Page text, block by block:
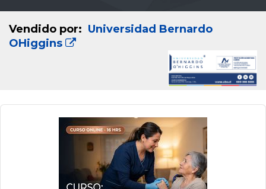
Vendido por: Universidad Bernardo
OHiggins